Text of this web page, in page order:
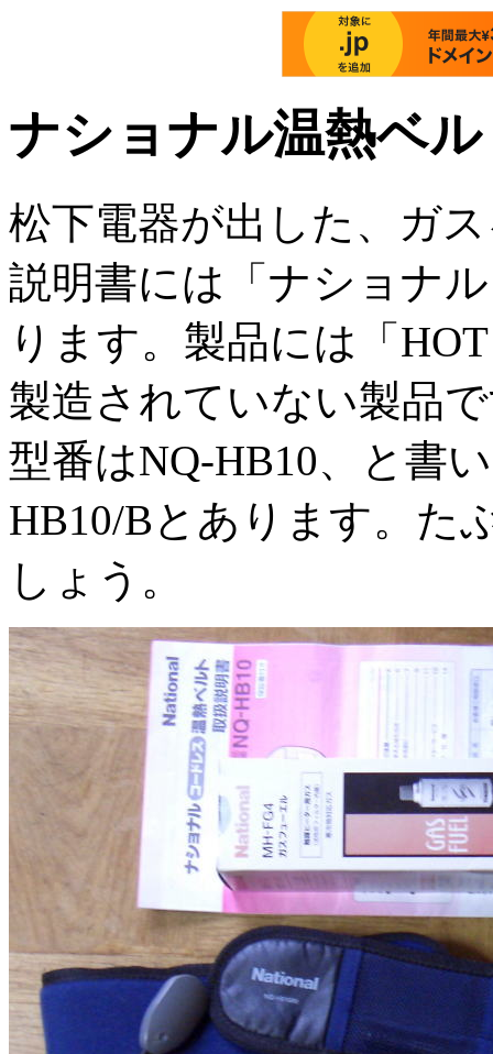
ナショナル温熱ベ
松下電器が出した、ガ
説明書には「ナショナ
ります。製品には「
製造されていない製品
型番はNQ-HB10、と書
HB10/Bとあります。た
しょう。